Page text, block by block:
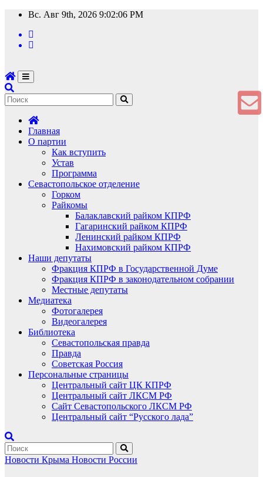
Перейти
содержимому
Вс. Авг 9th, 2026 9:02:06 PM
Главная
О партии
Как вступить
Устав
Программа
Севастопольское отделение
Горком
Райкомы
Балаклавский райком КПРФ
Гагаринский райком КПРФ
Ленинский райком КПРФ
Нахимовский райком КПРФ
Наши депутаты
Фракция КПРФ в Государственной Думе
Фракция КПРФ в законодательном собрании
Местные депутаты
Медиатека
Фотогалерея
Видеогалерея
Библиотека
Севастопольская правда
Правда
Советская Россия
Персональные страницы
Центральный сайт ЦК КПРФ
Центральный сайт ЛКСМ РФ
Сайт Севастопольского ЛКСМ РФ
Центральный сайт “Русского лада”
Новости Крыма Новости России